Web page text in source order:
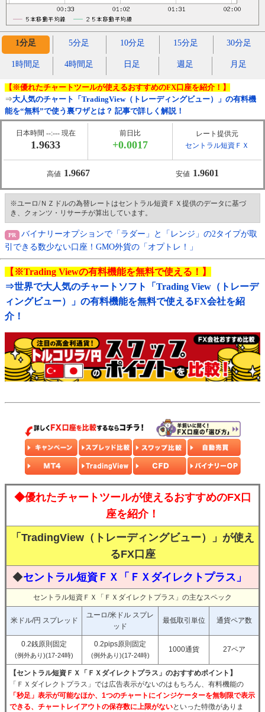
1分足 5分足 10分足 15分足 30分足
1時間足 4時間足 日足 週足 月足
【※優れたチャートツールが使えるおすすめのFX口座を紹介！】
⇒大人気のチャート「TradingView（トレーディングビュー）」の有料機
能を“無料”で使う裏ワザとは？ 記事で詳しく解説！
日本時間 --:--- 現在
1.9633
前日比
+0.0017
レート提供元
セントラル短資ＦＸ
高値 1.9667 安値 1.9601
※ユーロ/ＮＺドルの為替レートはセントラル短資ＦＸ提供のデータに基づ
き、クォンツ・リサーチが算出しています。
バイナリーオプションで「ラダー」と「レンジ」の2タイプが取
引できる数少ない口座！GMO外貨の「オプトレ！」
【※Trading Viewの有料機能を無料で使える！】
⇒世界で大人気のチャートソフト「Trading View（トレーデ
ィングビュー）」の有料機能を無料で使えるFX会社を紹
介！
◆優れたチャートツールが使えるおすすめのFX口
座を紹介！
「TradingView（トレーディングビュー）」が使え
るFX口座
◆セントラル短資ＦＸ「ＦＸダイレクトプラス」
セントラル短資ＦＸ「ＦＸダイレクトプラス」の主なスペック
米ドル/円 スプレッド
ユーロ/米ドル スプレ
ッド
最低取引単位 通貨ペア数
0.2銭原則固定
(例外あり)(17-24時)
0.2pips原則固定
(例外あり)(17-24時)
1000通貨 27ペア
【セントラル短資ＦＸ「ＦＸダイレクトプラス」のおすすめポイント】
「ＦＸダイレクトプラス」では広告表示がないのはもちろん、有料機能の
「秒足」表示が可能なほか、1つのチャートにインジケーターを無制限で表示
できる、チャートレイアウトの保存数に上限がないといった特徴がありま